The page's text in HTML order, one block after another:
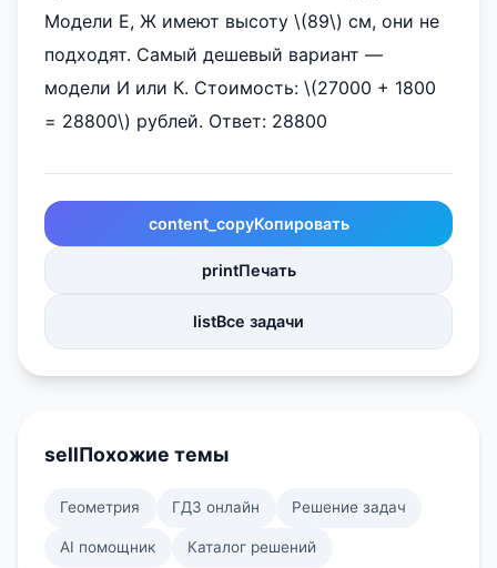
Модели Е, Ж имеют высоту \(89\) см, они не
подходят. Самый дешевый вариант —
модели И или К. Стоимость: \(27000 + 1800
= 28800\) рублей. Ответ: 28800
content_copyКопировать
printПечать
listВсе задачи
sellПохожие темы
Геометрия ГДЗ онлайн Решение задач
AI помощник Каталог решений